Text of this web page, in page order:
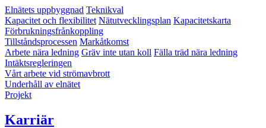
Elnätets uppbyggnad Teknikval
Kapacitet och flexibilitet Nätutvecklingsplan Kapacitetskarta
Förbrukningsfrånkoppling
Tillståndsprocessen Markåtkomst
Arbete nära ledning Gräv inte utan koll Fälla träd nära ledning
Intäktsregleringen
Vårt arbete vid strömavbrott
Underhåll av elnätet
Projekt
Karriär